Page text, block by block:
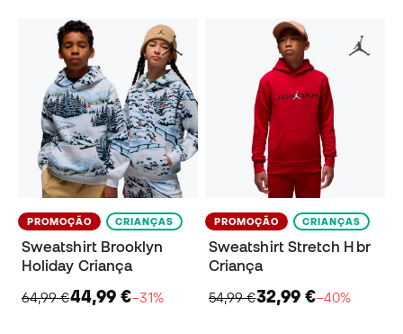
PROMOÇÃO CRIANÇAS
Sweatshirt Brooklyn
Holiday Criança
64,99 €44,99 €−31%
PROMOÇÃO CRIANÇAS
Sweatshirt Stretch Hbr
Criança
54,99 €32,99 €−40%